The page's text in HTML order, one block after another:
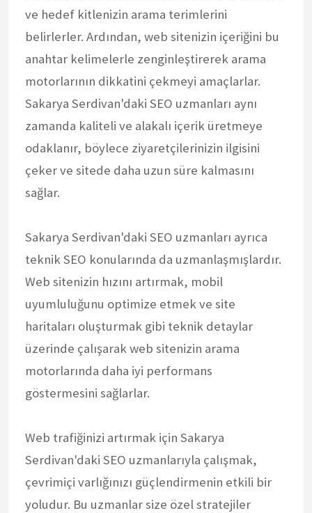
ve hedef kitlenizin arama terimlerini
belirlerler. Ardından, web sitenizin içeriğini bu
anahtar kelimelerle zenginleştirerek arama
motorlarının dikkatini çekmeyi amaçlarlar.
Sakarya Serdivan'daki SEO uzmanları aynı
zamanda kaliteli ve alakalı içerik üretmeye
odaklanır, böylece ziyaretçilerinizin ilgisini
çeker ve sitede daha uzun süre kalmasını
sağlar.
Sakarya Serdivan'daki SEO uzmanları ayrıca
teknik SEO konularında da uzmanlaşmışlardır.
Web sitenizin hızını artırmak, mobil
uyumluluğunu optimize etmek ve site
haritaları oluşturmak gibi teknik detaylar
üzerinde çalışarak web sitenizin arama
motorlarında daha iyi performans
göstermesini sağlarlar.
Web trafiğinizi artırmak için Sakarya
Serdivan'daki SEO uzmanlarıyla çalışmak,
çevrimiçi varlığınızı güçlendirmenin etkili bir
yoludur. Bu uzmanlar size özel stratejiler